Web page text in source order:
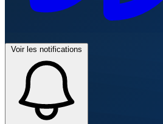
Voir les notifications